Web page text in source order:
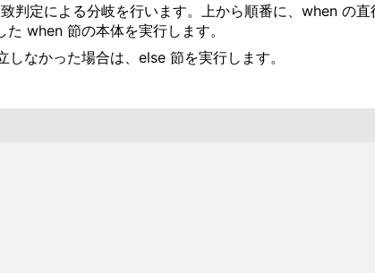
判定による分岐を行います。上から順番に、when の
when 節の本体を実行します。
なかった場合は、else 節を実行します。